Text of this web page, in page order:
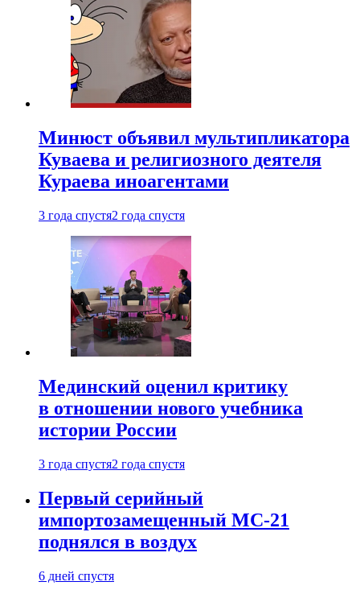
Минюст объявил мультипликатора
Куваева и религиозного деятеля
Кураева иноагентами
3 года спустя2 года спустя
Мединский оценил критику
в отношении нового учебника
истории России
3 года спустя2 года спустя
Первый серийный
импортозамещенный МС-21
поднялся в воздух
6 дней спустя